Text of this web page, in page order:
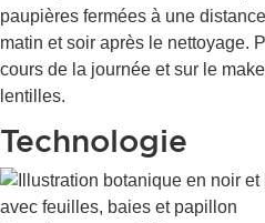
paupières fermées à une
matin et soir après le nettoyage.
cours de la journée et sur le
lentilles.
Technologie